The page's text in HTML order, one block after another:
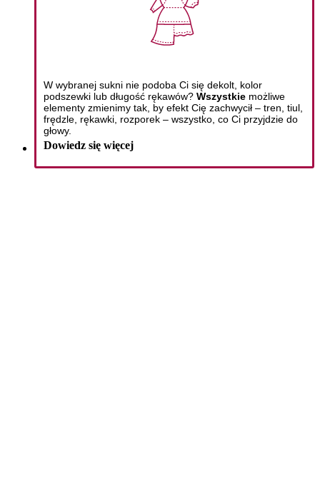
W wybranej sukni nie podoba Ci się dekolt, kolor
podszewki lub długość rękawów? Wszystkie możliwe
elementy zmienimy tak, by efekt Cię zachwycił – tren, tiul,
frędzle, rękawki, rozporek – wszystko, co Ci przyjdzie do
głowy.
Dowiedz się więcej